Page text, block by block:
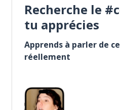
Recherche le
tu apprécies
Apprends à parler de
réellement